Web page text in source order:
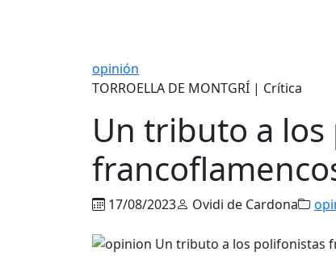
opinión
TORROELLA DE MONTGRÍ | Crítica
Un tributo a
17/08/2023 Ovidi de Cardona